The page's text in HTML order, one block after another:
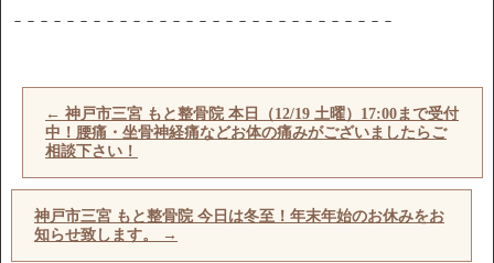
－－－－－－－－－－－－－－－－－－－－－－－－－－－－－
← 神戸市三宮 もと整骨院 本日（12/19 土曜）17:00まで受付
中！腰痛・坐骨神経痛などお体の痛みがございましたらご
相談下さい！
神戸市三宮 もと整骨院 今日は冬至！年末年始のお休みをお
知らせ致します。
→